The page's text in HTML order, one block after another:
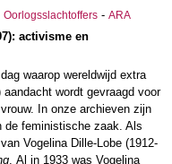
Oorlogsslachtoffers- ARA
activisme en
waarop wereldwijd extra
wordt gevraagd voor
In onze archieven zijn
de feministische zaak. Als
Vogelina Dille-Lobe (1912-
. Al in 1933 was Vogelina